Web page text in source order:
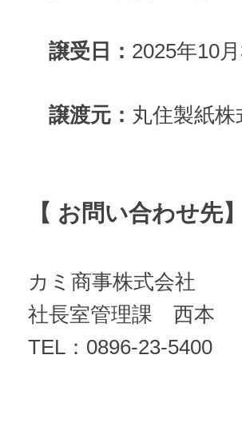
譲受日： 2025年10
譲渡元： 丸住製紙
【 お問い合わせ先】
カミ商事株式会社
社長室管理課 西本
TEL：0896-23-5400